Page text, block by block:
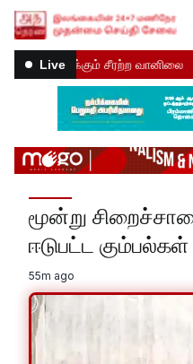
Live
சீரற்ற வானிலை
மூன்று
ஈடுபட்ட
55m ago